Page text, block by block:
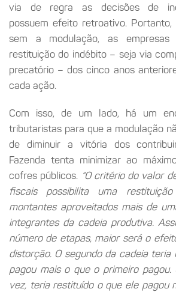
via de regra as decisões de
possuem efeito retroativo. Portanto,
sem a modulação, as
restituição do indébito – seja via
precatório – dos cinco anos
cada ação.
Com isso, de um lado, há um
tributaristas para que a modulação
de diminuir a vitória dos
Fazenda tenta minimizar ao
cofres públicos. “O critério do valor
fiscais possibilita uma
montantes aproveitados mais de
integrantes da cadeia produtiva.
número de etapas, maior será o
distorção. O segundo da cadeia
pagou mais o que o primeiro
vez, teria restituído o que ele pagou